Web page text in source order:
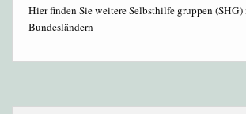
Hier finden Sie weitere Selbsthilfe gruppen (SHG)
Bundesländern